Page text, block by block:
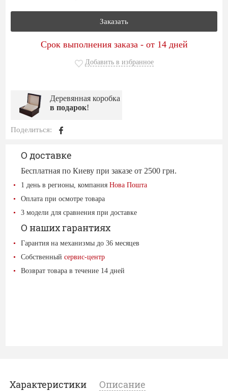
Заказать
Срок выполнения заказа - от 14 дней
Добавить в избранное
Деревянная коробка
в подарок!
Поделиться:
О доставке
Бесплатная по Киеву при заказе от 2500 грн.
1 день в регионы, компанияНова Пошта
Оплата при осмотре товара
3 модели для сравнения при доставке
О наших гарантиях
Гарантия на механизмы до 36 месяцев
Собственныйсервис-центр
Возврат товара в течение 14 дней
Характеристики Описание